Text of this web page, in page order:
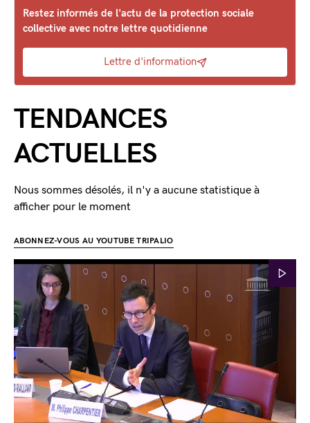
Restez informés de l'actu de la protection sociale
collective avec notre lettre quotidienne
Lettre d'information
TENDANCES
ACTUELLES
Nous sommes désolés, il n'y a aucune statistique à
afficher pour le moment
ABONNEZ-VOUS AU YOUTUBE TRIPALIO